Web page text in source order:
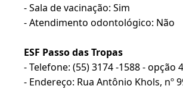
- Sala de vacinação: Sim
- Atendimento odontológico: Não
ESF Passo das Tropas
- Telefone: (55) 3174 -1588 - opção 4
- Endereço: Rua Antônio Khols, nº